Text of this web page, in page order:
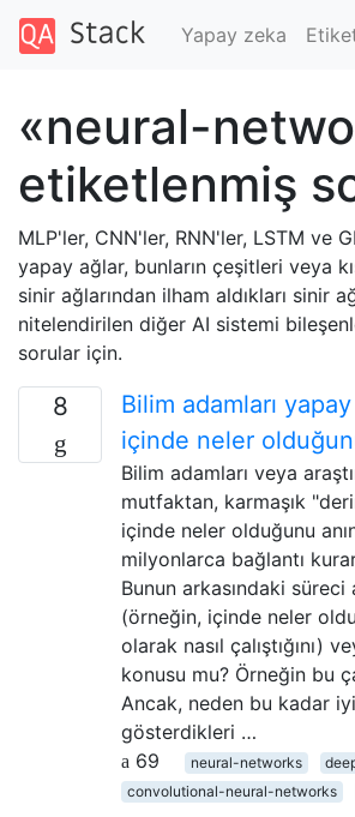
Yapay zeka
«neural-
etiketlenmiş
MLP'ler, CNN'ler, RNN'ler, LSTM ve
yapay ağlar, bunların çeşitleri veya
sinir ağlarından ilham aldıkları sinir
nitelendirilen diğer AI sistemi
sorular için.
8
Bilim adamları
içinde neler
Bilim adamları veya
mutfaktan, karmaşık
içinde neler olduğunu
milyonlarca bağlantı
Bunun arkasındaki süreci
(örneğin, içinde neler
olarak nasıl çalıştığını)
konusu mu? Örneğin bu
Ancak, neden bu kadar
gösterdikleri …
69
neural-networks
convolutional-neural-networks